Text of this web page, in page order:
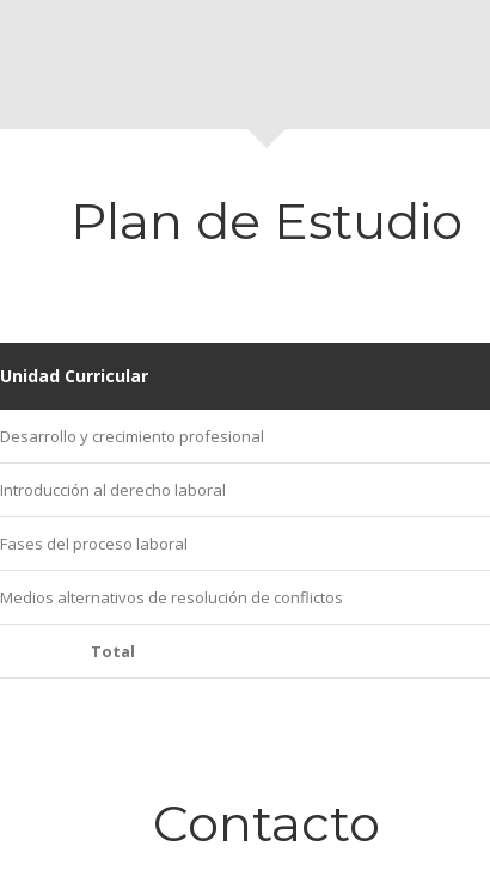
Plan de Estudio
Unidad Curricular
Desarrollo y crecimiento profesional
Introducción al derecho laboral
Fases del proceso laboral
Medios alternativos de resolución de conflictos
Total
Contacto